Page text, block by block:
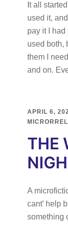
It all
used it,
pay it I had
used both,
them I
and on.
APRIL 6,
THE
A
cant’ help
something